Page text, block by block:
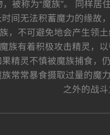
被称为“魔族”。 同样居
间无法积蓄魔力的缘故
，不可避免地会产生领
族有着积极攻击精灵，
精灵不慎被魔族捕食，
常常暴食摄取过量的魔
之外的战